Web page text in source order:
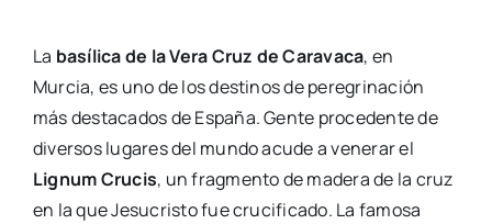
La basílica de la Vera Cruz de Caravaca, en
Murcia, es uno de los destinos de peregrinación
más destacados de España. Gente procedente de
diversos lugares del mundo acude a venerar el
Lignum Crucis, un fragmento de madera de la cruz
en la que Jesucristo fue crucificado. La famosa